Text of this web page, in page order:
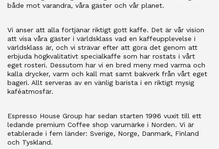
både mot varandra, våra gäster och vår planet.
Vi anser att alla förtjänar riktigt gott kaffe. Det är vår vision
att visa våra gäster i världsklass vad en kaffeupplevelse i
världsklass är, och vi strävar efter att göra det genom att
erbjuda högkvalitativt specialkaffe som har rostats i vårt
eget rosteri. Dessutom har vi en bred meny med varma och
kalla drycker, varm och kall mat samt bakverk från vårt eget
bageri. Allt serveras av en vänlig barista i en riktigt mysig
kaféatmosfär.
Espresso House Group har sedan starten 1996 vuxit till ett
ledande premium Coffee shop varumärke i Norden. Vi är
etablerade i fem länder: Sverige, Norge, Danmark, Finland
och Tyskland.